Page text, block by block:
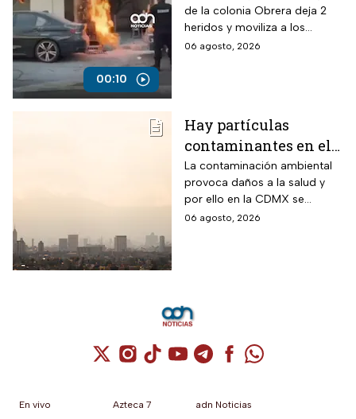
00:10
semifijo que dejó
heridos
de la colonia Obrera deja 2
heridos y moviliza a los
servicios de emergencia en
06 agosto, 2026
Hay partículas
contaminantes en el
ambiente; así está la
calidad del aire hoy
en CDMX
La contaminación ambiental
provoca daños a la salud y
por ello en la CDMX se
monitorea la calidad del aire
06 agosto, 2026
Cuenta de X / Twitter (se abre en una
Cuenta de Instagram (se abre en una
Cuenta de TikTok (se abre en
Cuenta de YouTube (se abre
Cuenta de Telegram (se
Cuenta de
Cuenta de
En vivo
Azteca 7
adn Noticias